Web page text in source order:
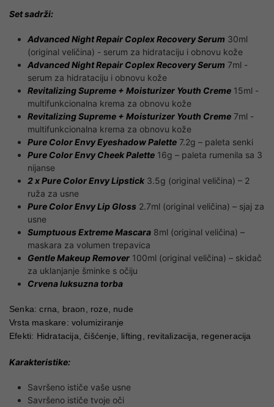
Set sadrži:
Advanced Night Repair Coplex Recovery Serum 30ml
(original veličina) - serum za hidrataciju i obnovu kože
Advanced Night Repair Coplex Recovery Serum 7ml -
serum za hidrataciju i obnovu kože
Revitalizing Supreme + Moisturizer Youth Creme 15ml -
multifunkcionalna krema za obnovu kože
Revitalizing Supreme + Moisturizer Youth Creme 7ml -
multifunkcionalna krema za obnovu kože
Pure Color Envy Eyeshadow Palette 7.2g – paleta senki
Pure Color Envy Cheek Palette 16g – paleta rumenila sa 3
nijanse
2 x Pure Color Envy Lipstick 3.5g (original veličina) – 2
ruža za usne
Pure Color Envy Lip Gloss 2.7ml (original veličina) – sjaj za
usne
Sumptuous Extreme Mascara 8ml (original veličina) –
maskara za volumen trepavica
Gentle Makeup Remover 100ml (original veličina) – skidač
za uklanjanje šminke s očiju
Crvena luksuzna torba
Senka: crna, braon, roze, nude
Vrsta maskare: volumiziranje
Efekti: Hidratacija, čišćenje, lifting, revitalizacija, regeneracija
Karakteristike:
Savršeno ističe vaše usne
Savršeno ističe tvoje oči